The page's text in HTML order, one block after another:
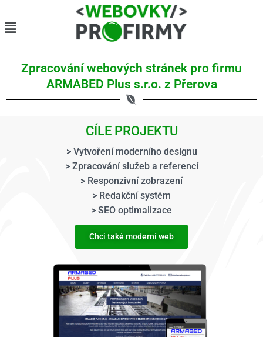
Zpracování webových stránek pro firmu
ARMABED Plus s.r.o. z Přerova
CÍLE PROJEKTU
> Vytvoření moderního designu
> Zpracování služeb a referencí
> Responzivní zobrazení
> Redakční systém
> SEO optimalizace
Chci také moderní web